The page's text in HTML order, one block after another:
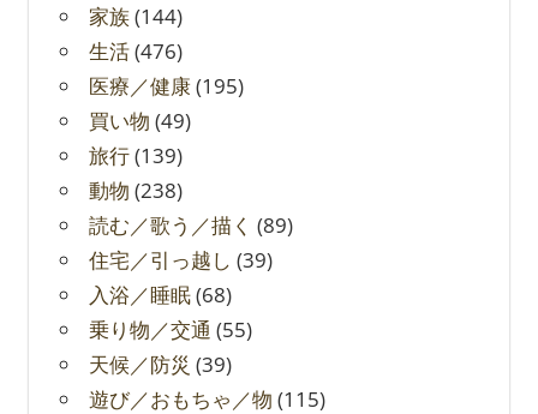
家族(144)
生活(476)
医療／健康(195)
買い物 (49)
旅行(139)
動物 (238)
読む／歌う／描く (89)
住宅／引っ越し (39)
入浴／睡眠(68)
乗り物／交通 (55)
天候／防災 (39)
遊び／おもちゃ／物 (115)